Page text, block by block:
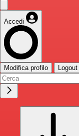
Accedi
Modifica profilo Logout